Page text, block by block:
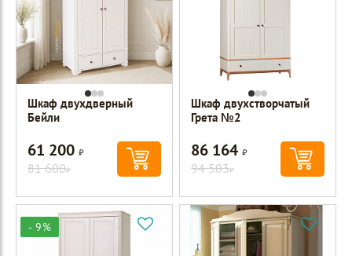
Шкаф двухдверный
Бейли
61 200Р
81 600Р
Шкаф двухстворчатый
Грета №2
86 164Р
94 503Р
- 9%